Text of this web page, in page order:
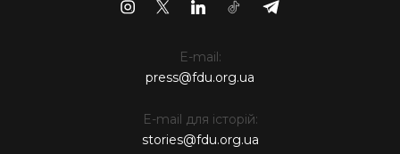
E-mail:
press@fdu.org.ua
E-mail для історій:
stories@fdu.org.ua